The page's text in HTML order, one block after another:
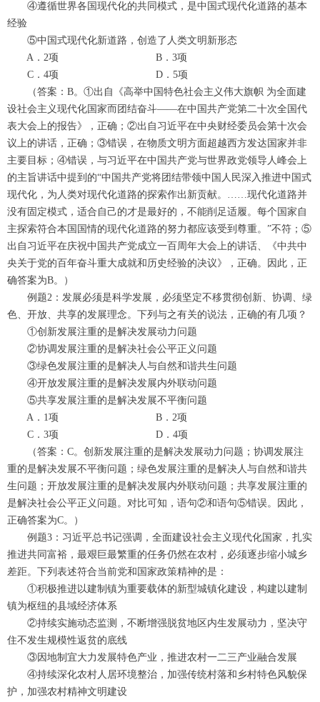
④遵循世界各国现代化的共同模式，是中国式现代化道路的基本
经验
⑤中国式现代化新道路，创造了人类文明新形态
A．2项 B．3项
C．4项 D．5项
（答案：B。①出自《高举中国特色社会主义伟大旗帜 为全面建
设社会主义现代化国家而团结奋斗——在中国共产党第二十次全国代
表大会上的报告》，正确；②出自习近平在中央财经委员会第十次会
议上的讲话，正确；③错误，在物质文明方面超越西方发达国家并非
主要目标；④错误，与习近平在中国共产党与世界政党领导人峰会上
的主旨讲话中提到的“中国共产党将团结带领中国人民深入推进中国式
现代化，为人类对现代化道路的探索作出新贡献。……现代化道路并
没有固定模式，适合自己的才是最好的，不能削足适履。每个国家自
主探索符合本国国情的现代化道路的努力都应该受到尊重。”不符；⑤
出自习近平在庆祝中国共产党成立一百周年大会上的讲话、《中共中
央关于党的百年奋斗重大成就和历史经验的决议》，正确。因此，正
确答案为B。）
例题2：发展必须是科学发展，必须坚定不移贯彻创新、协调、绿
色、开放、共享的发展理念。下列与之有关的说法，正确的有几项？
①创新发展注重的是解决发展动力问题
②协调发展注重的是解决社会公平正义问题
③绿色发展注重的是解决人与自然和谐共生问题
④开放发展注重的是解决发展内外联动问题
⑤共享发展注重的是解决发展不平衡问题
A．1项 B．2项
C．3项 D．4项
（答案：C。创新发展注重的是解决发展动力问题；协调发展注
重的是解决发展不平衡问题；绿色发展注重的是解决人与自然和谐共
生问题；开放发展注重的是解决发展内外联动问题；共享发展注重的
是解决社会公平正义问题。对比可知，语句②和语句⑤错误。因此，
正确答案为C。）
例题3：习近平总书记强调，全面建设社会主义现代化国家，扎实
推进共同富裕，最艰巨最繁重的任务仍然在农村，必须逐步缩小城乡
差距。下列表述符合当前党和国家政策精神的是：
①积极推进以建制镇为重要载体的新型城镇化建设，构建以建制
镇为枢纽的县域经济体系
②持续实施动态监测，不断增强脱贫地区内生发展动力，坚决守
住不发生规模性返贫的底线
③因地制宜大力发展特色产业，推进农村一二三产业融合发展
④持续深化农村人居环境整治，加强传统村落和乡村特色风貌保
护，加强农村精神文明建设